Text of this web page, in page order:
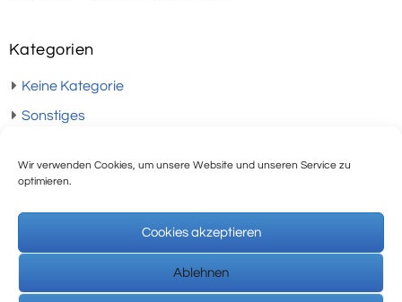
Wir verwenden Cookies, um unsere Website und unseren Service zu
optimieren.
Cookies akzeptieren
Ablehnen
Kategorien
Keine Kategorie
Sonstiges
Training